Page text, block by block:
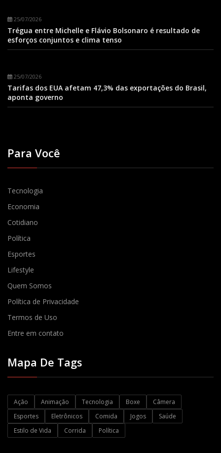
25/07/2026
Trégua entre Michelle e Flávio Bolsonaro é resultado de
esforços conjuntos e clima tenso
25/07/2026
Tarifas dos EUA afetam 47,3% das exportações do Brasil,
aponta governo
Para Você
Tecnologia
Economia
Cotidiano
Política
Esportes
Lifestyle
Quem Somos
Política de Privacidade
Termos de Uso
Entre em contato
Mapa De Tags
Ação Animação Tecnologia Boxe
Câmera
Esportes
Eletrônicos Comida Jogos
Saúde
Estilo de Vida
Corrida Política